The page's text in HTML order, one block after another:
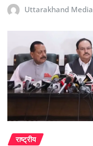
Uttarakhand Media
राष्ट्रीय